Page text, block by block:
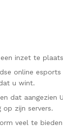
inzet te
online
u wint.
dat aangezien
op zijn servers.
veel te